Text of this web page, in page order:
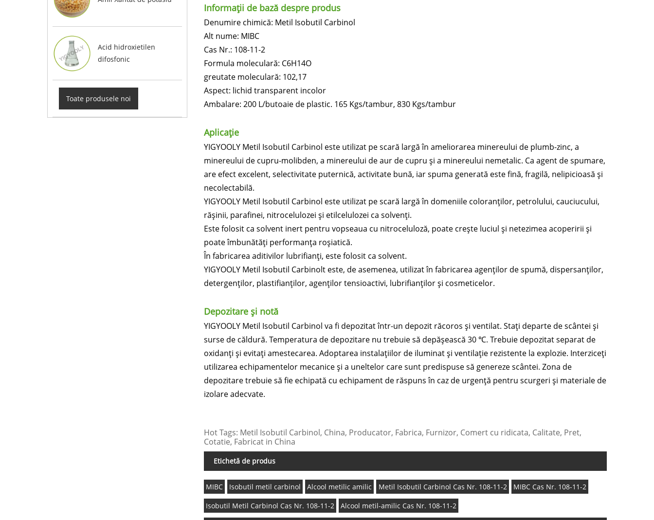
Acid hidroxietilen
difosfonic
Toate produsele noi
Informații de bază despre produs
Denumire chimică: Metil Isobutil Carbinol
Alt nume: MIBC
Cas Nr.: 108-11-2
Formula moleculară: C6H14O
greutate moleculară: 102,17
Aspect: lichid transparent incolor
Ambalare: 200 L/butoaie de plastic. 165 Kgs/tambur, 830 Kgs/tambur
Aplicație
YIGYOOLY Metil Isobutil Carbinol este utilizat pe scară largă în ameliorarea minereului de plumb-zinc, a
minereului de cupru-molibden, a minereului de aur de cupru și a minereului nemetalic. Ca agent de spumare,
are efect excelent, selectivitate puternică, activitate bună, iar spuma generată este fină, fragilă, nelipicioasă și
necolectabilă.
YIGYOOLY Metil Isobutil Carbinol este utilizat pe scară largă în domeniile coloranților, petrolului, cauciucului,
rășinii, parafinei, nitrocelulozei și etilcelulozei ca solvenți.
Este folosit ca solvent inert pentru vopseaua cu nitroceluloză, poate crește luciul și netezimea acoperirii și
poate îmbunătăți performanța roșiatică.
În fabricarea aditivilor lubrifianți, este folosit ca solvent.
YIGYOOLY Metil Isobutil Carbinolt este, de asemenea, utilizat în fabricarea agenților de spumă, dispersanților,
detergenților, plastifianților, agenților tensioactivi, lubrifianților și cosmeticelor.
Depozitare și notă
YIGYOOLY Metil Isobutil Carbinol va fi depozitat într-un depozit răcoros și ventilat. Stați departe de scântei și
surse de căldură. Temperatura de depozitare nu trebuie să depășească 30 ℃. Trebuie depozitat separat de
oxidanți și evitați amestecarea. Adoptarea instalațiilor de iluminat și ventilație rezistente la explozie. Interziceți
utilizarea echipamentelor mecanice și a uneltelor care sunt predispuse să genereze scântei. Zona de
depozitare trebuie să fie echipată cu echipament de răspuns în caz de urgență pentru scurgeri și materiale de
izolare adecvate.
Hot Tags: Metil Isobutil Carbinol, China, Producator, Fabrica, Furnizor, Comert cu ridicata, Calitate, Pret,
Cotatie, Fabricat in China
Etichetă de produs
MIBC Isobutil metil carbinol Alcool metilic amilic Metil Isobutil Carbinol Cas Nr. 108-11-2 MIBC Cas Nr. 108-11-2
Isobutil Metil Carbinol Cas Nr. 108-11-2 Alcool metil-amilic Cas Nr. 108-11-2